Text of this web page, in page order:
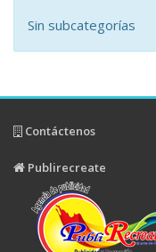
Sin subcategorías
Contáctenos
Publirecreate